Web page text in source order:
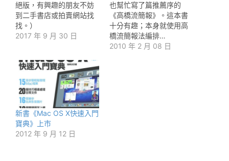
絕版，有興趣的朋友不妨
到二手書店或拍賣網站找
找。）
2017 年 9 月 30 日
也幫忙寫了篇推薦序的
《高橋流簡報》。這本書
十分有趣；本身就使用高
橋流簡報法編排…
2010 年 2 月 08 日
新書《Mac OS X快速入門
寶典》上市
2012 年 9 月 12 日